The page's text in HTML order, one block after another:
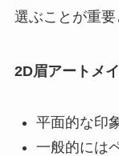
選ぶことが重要
2D眉アートメ
平面的な印
一般的には